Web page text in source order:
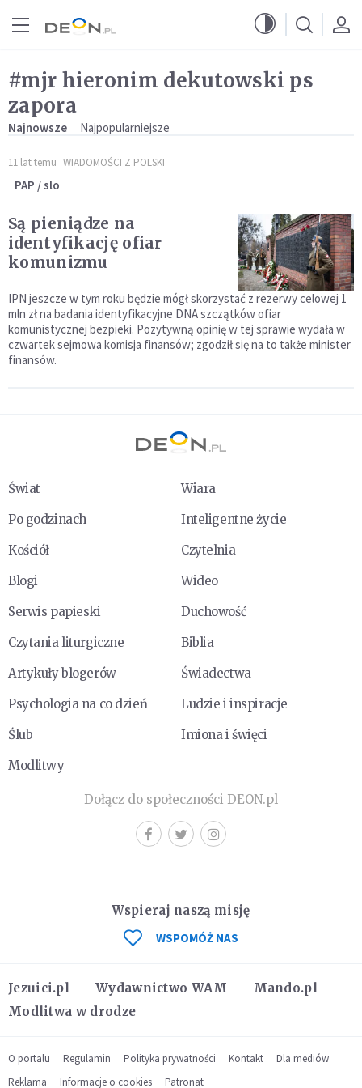
#mjr hieronim dekutowski ps
zapora
Najnowsze Najpopularniejsze
11 lat temu WIADOMOŚCI Z POLSKI
PAP / slo
Są pieniądze na
identyfikację ofiar
komunizmu
IPN jeszcze w tym roku będzie mógł skorzystać z rezerwy celowej 1
mln zł na badania identyfikacyjne DNA szczątków ofiar
komunistycznej bezpieki. Pozytywną opinię w tej sprawie wydała w
czwartek sejmowa komisja finansów; zgodził się na to także minister
finansów.
Świat
Wiara
Po godzinach
Inteligentne życie
Kościół
Czytelnia
Blogi
Wideo
Serwis papieski
Duchowość
Czytania liturgiczne
Biblia
Artykuły blogerów
Świadectwa
Psychologia na co dzień
Ludzie i inspiracje
Ślub
Imiona i święci
Modlitwy
Dołącz do społeczności DEON.pl
Jezuici.pl Wydawnictwo WAM
Mando.pl
Modlitwa w drodze
Wspieraj naszą misję
WSPOMÓŻ NAS
O portalu Regulamin Polityka prywatności Kontakt
Dla mediów
Reklama
Informacje o cookies Patronat